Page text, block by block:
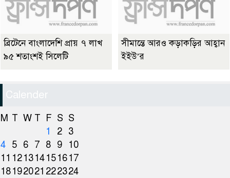
ব্রিটেনে বাংলাদেশি প্রায় ৭ লাখ
৯৫ শতাংশই সিলেটি
সীমান্তে আরও কড়াকড়ির আহ্বান
ইইউ’র
Calender
M T W T F S S
1
2 3
4 5 6 7 8 9
10
11 121314151617
18192021 222324